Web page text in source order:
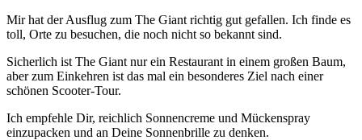
Mir hat der Ausflug zum The Giant richtig gut gefallen. Ich finde es
toll, Orte zu besuchen, die noch nicht so bekannt sind.
Sicherlich ist The Giant nur ein Restaurant in einem großen Baum,
aber zum Einkehren ist das mal ein besonderes Ziel nach einer
schönen Scooter-Tour.
Ich empfehle Dir, reichlich Sonnencreme und Mückenspray
einzupacken und an Deine Sonnenbrille zu denken.